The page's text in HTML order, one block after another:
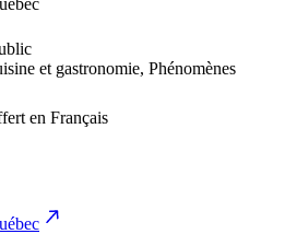
et gastronomie, Phénomènes
en Français